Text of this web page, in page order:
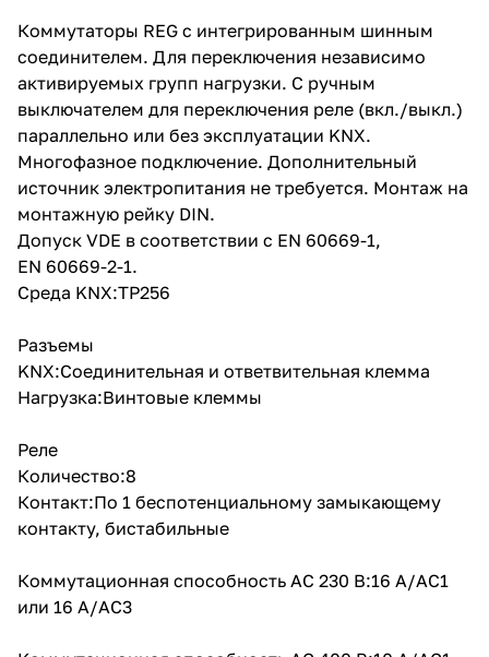
Коммутаторы REG с интегрированным шинным
соединителем. Для переключения независимо
активируемых групп нагрузки. С ручным
выключателем для переключения реле (вкл./выкл.)
параллельно или без эксплуатации KNX.
Многофазное подключение. Дополнительный
источник электропитания не требуется. Монтаж на
монтажную рейку DIN.
Допуск VDE в соответствии с EN 60669-1,
EN 60669-2-1.
Среда KNX:TP256
Разъемы
KNX:Соединительная и ответвительная клемма
Нагрузка:Винтовые клеммы
Реле
Количество:8
Контакт:По 1 беспотенциальному замыкающему
контакту, бистабильные
Коммутационная способность AC 230 В:16 A/AC1
или 16 A/AC3